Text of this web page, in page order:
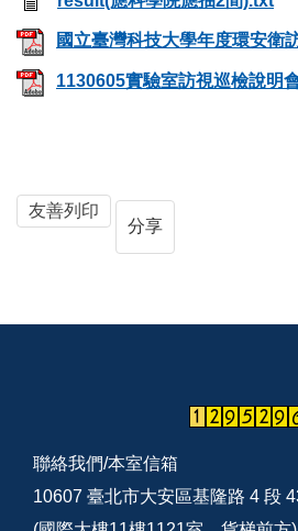
國立臺灣科技大學年度環安衛
1130605實驗室訪視巡檢說明
友善列印
分享
聯絡我們/本室信箱
10607 臺北市大安區基隆路 4 段